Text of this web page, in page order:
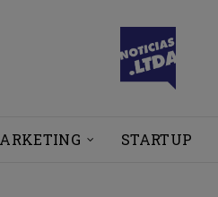
STARTUP